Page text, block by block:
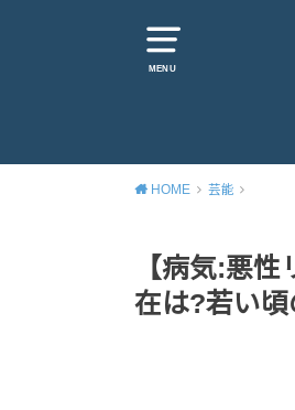
MENU
HOME 芸能
【病気:悪
在は?若い